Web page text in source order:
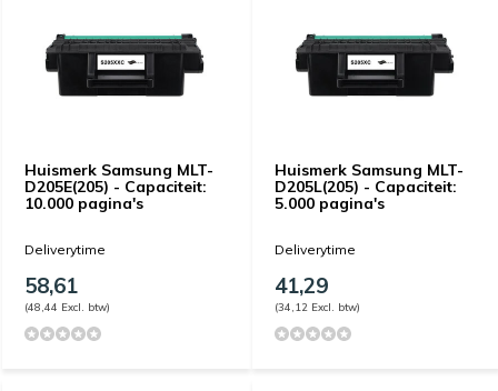
Huismerk Samsung MLT-
D205E(205) - Capaciteit:
10.000 pagina's
Deliverytime
58,61
(48,44 Excl. btw)
Huismerk Samsung MLT-
D205L(205) - Capaciteit:
5.000 pagina's
Deliverytime
41,29
(34,12 Excl. btw)